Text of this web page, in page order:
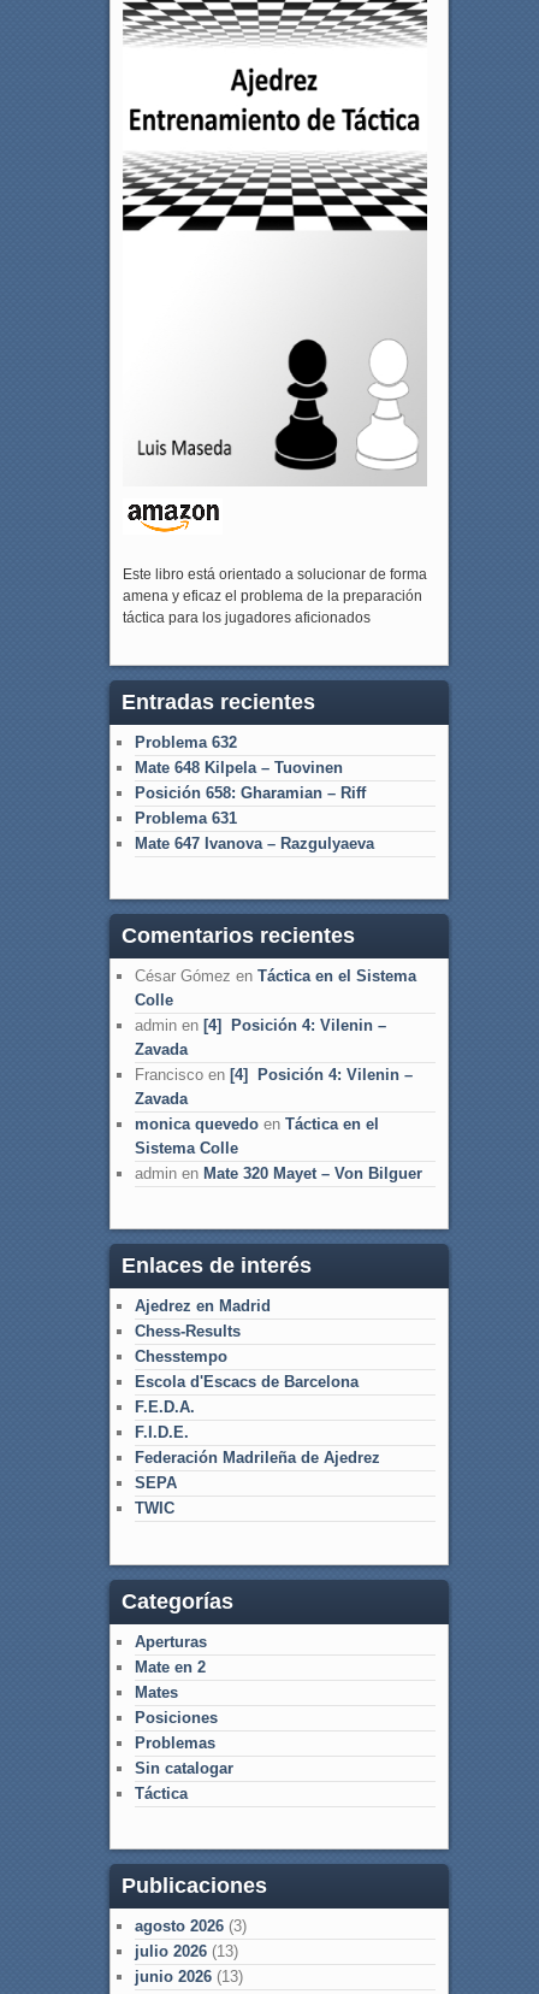
Este libro está orientado a solucionar de forma
amena y eficaz el problema de la preparación
táctica para los jugadores aficionados
Entradas recientes
Problema 632
Mate 648 Kilpela – Tuovinen
Posición 658: Gharamian – Riff
Problema 631
Mate 647 Ivanova – Razgulyaeva
Comentarios recientes
César Gómez en Táctica en el Sistema
Colle
adminen [4] Posición 4: Vilenin –
Zavada
Franciscoen [4] Posición 4: Vilenin –
Zavada
monica quevedoen Táctica en el
Sistema Colle
adminen Mate 320 Mayet – Von Bilguer
Enlaces de interés
Ajedrez en Madrid
Chess-Results
Chesstempo
Escola d'Escacs de Barcelona
F.E.D.A.
F.I.D.E.
Federación Madrileña de Ajedrez
SEPA
TWIC
Categorías
Aperturas
Mate en 2
Mates
Posiciones
Problemas
Sin catalogar
Táctica
Publicaciones
agosto 2026(3)
julio 2026(13)
junio 2026(13)